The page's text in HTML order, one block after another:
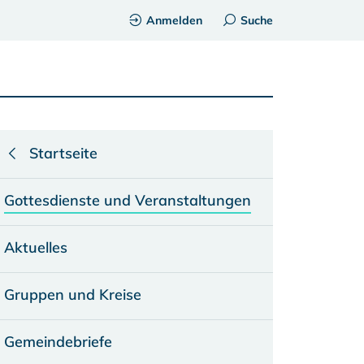
Anmelden Suche
Startseite
Gottesdienste und Veranstaltungen
Aktuelles
Gruppen und Kreise
Gemeindebriefe